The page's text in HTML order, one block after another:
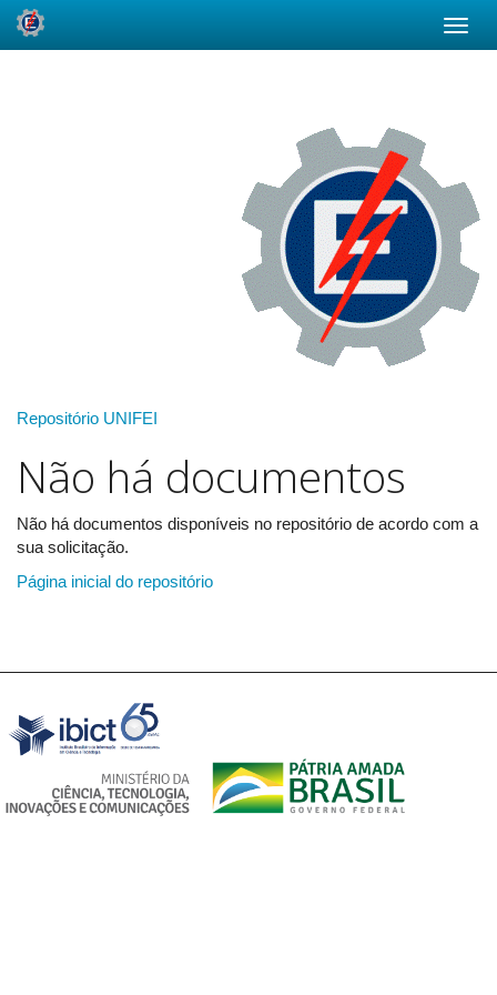
Repositório UNIFEI
Não há documentos
Não há documentos disponíveis no repositório de acordo com a
sua solicitação.
Página inicial do repositório